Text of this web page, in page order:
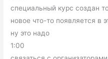
специальный курс создан
новое что-то появляется в
ну это надо
1:00